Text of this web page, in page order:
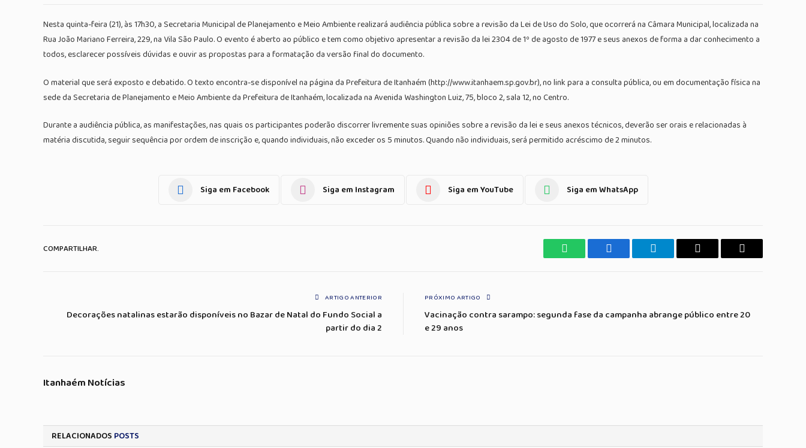
Nesta quinta-feira (21), às 17h30, a Secretaria Municipal de Planejamento e Meio Ambiente realizará audiência pública sobre a revisão da Lei de Uso do Solo, que ocorrerá na Câmara Municipal, localizada na
Rua João Mariano Ferreira, 229, na Vila São Paulo. O evento é aberto ao público e tem como objetivo apresentar a revisão da lei 2304 de 1º de agosto de 1977 e seus anexos de forma a dar conhecimento a
todos, esclarecer possíveis dúvidas e ouvir as propostas para a formatação da versão final do documento.
O material que será exposto e debatido. O texto encontra-se disponível na página da Prefeitura de Itanhaém (http://www.itanhaem.sp.gov.br), no link para a consulta pública, ou em documentação física na
sede da Secretaria de Planejamento e Meio Ambiente da Prefeitura de Itanhaém, localizada na Avenida Washington Luiz, 75, bloco 2, sala 12, no Centro.
Durante a audiência pública, as manifestações, nas quais os participantes poderão discorrer livremente suas opiniões sobre a revisão da lei e seus anexos técnicos, deverão ser orais e relacionadas à
matéria discutida, seguir sequência por ordem de inscrição e, quando individuais, não exceder os 5 minutos. Quando não individuais, será permitido acréscimo de 2 minutos.
Siga em Facebook Siga em Instagram Siga em YouTube Siga em WhatsApp
COMPARTILHAR.
WhatsAppFacebook TelegramaCopiar
E-
ARTIGO ANTERIOR
Decorações natalinas estarão disponíveis no Bazar de Natal do Fundo Social a
partir do dia 2
PRÓXIMO ARTIGO
Vacinação contra sarampo: segunda fase da campanha abrange público entre 20
e 29 anos
Itanhaém Notícias
RELACIONADOS POSTS